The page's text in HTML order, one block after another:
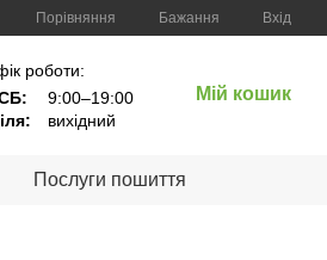
Порівняння Бажання Вхід
роботи:
9:00–19:00
вихідний
Мій кошик
Послуги пошиття